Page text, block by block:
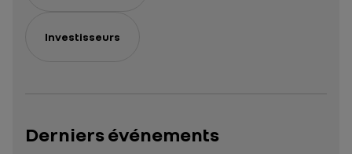
Investisseurs
Derniers événements